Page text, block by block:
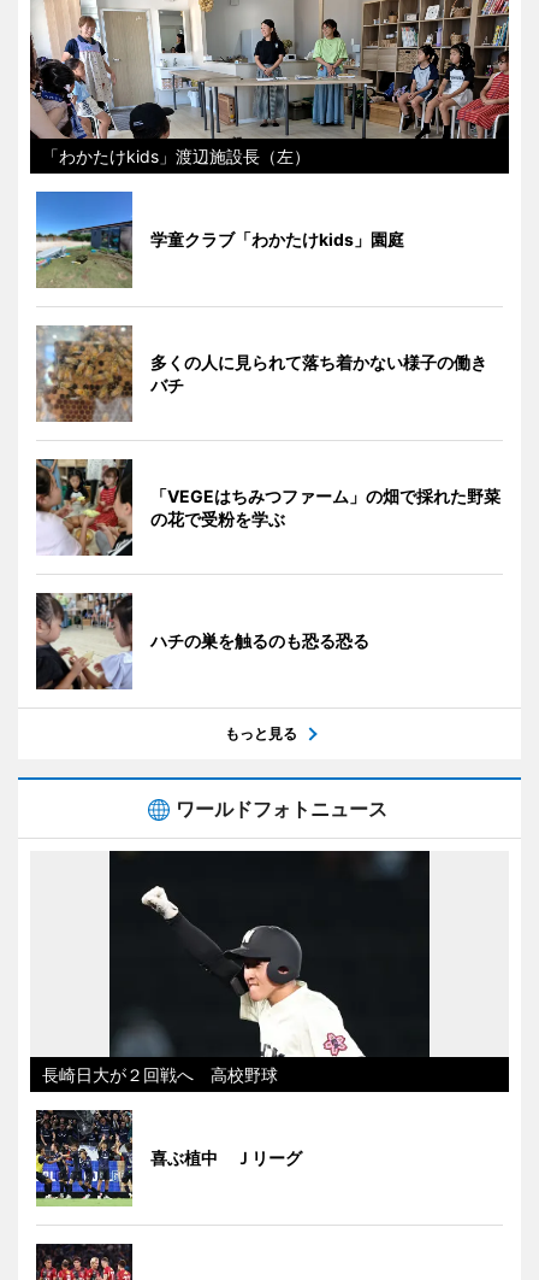
「わかたけkids」渡辺施設長（左）
学童クラブ「わかたけkids」園庭
多くの人に見られて落ち着かない様子の働き
バチ
「VEGEはちみつファーム」の畑で採れた野菜
の花で受粉を学ぶ
ハチの巣を触るのも恐る恐る
もっと見る
ワールドフォトニュース
長崎日大が２回戦へ 高校野球
喜ぶ植中 Ｊリーグ